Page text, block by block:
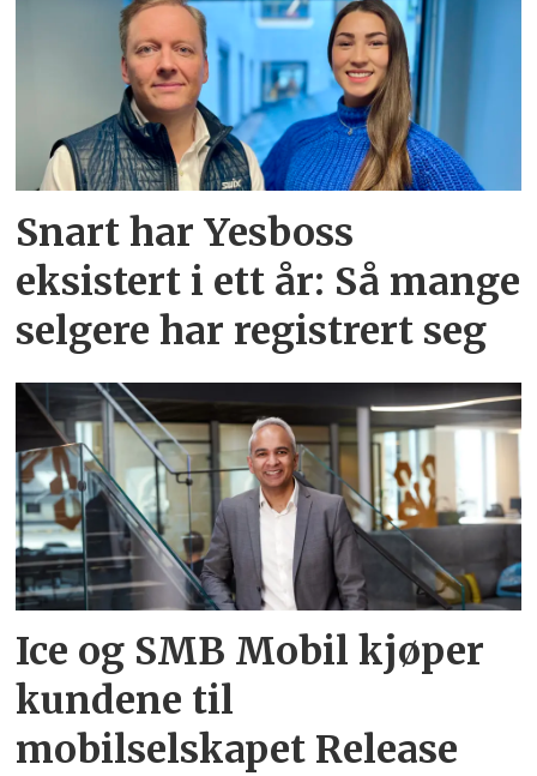
Snart har Yesboss
eksistert i ett år: Så mange
selgere har registrert seg
Ice og SMB Mobil kjøper
kundene til
mobilselskapet Release